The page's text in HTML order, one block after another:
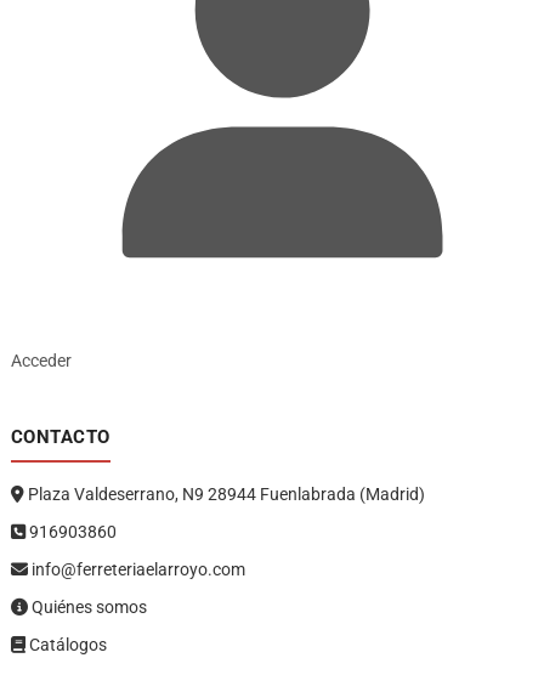
Acceder
CONTACTO
Plaza Valdeserrano, N9 28944 Fuenlabrada (Madrid)
916903860
info@ferreteriaelarroyo.com
Quiénes somos
Catálogos